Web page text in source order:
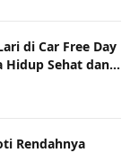
di Car Free Day
Hidup Sehat dan
Rendahnya